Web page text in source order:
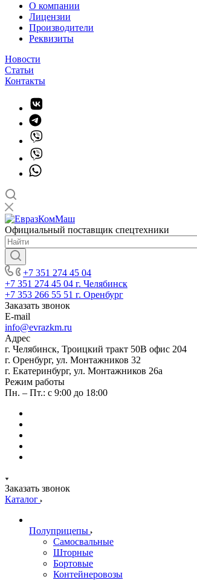
О компании
Лицензии
Производители
Реквизиты
Новости
Статьи
Контакты
Официальный поставщик спецтехники
+7 351 274 45 04
+7 351 274 45 04 г. Челябинск
+7 353 266 55 51 г. Оренбург
Заказать звонок
E-mail
info@evrazkm.ru
Адрес
г. Челябинск, Троицкий тракт 50В офис 204
г. Оренбург, ул. Монтажников 32
г. Екатеринбург, ул. Монтажников 26а
Режим работы
Пн. – Пт.: с 9:00 до 18:00
Заказать звонок
Каталог
Полуприцепы
Самосвальные
Шторные
Бортовые
Контейнеровозы